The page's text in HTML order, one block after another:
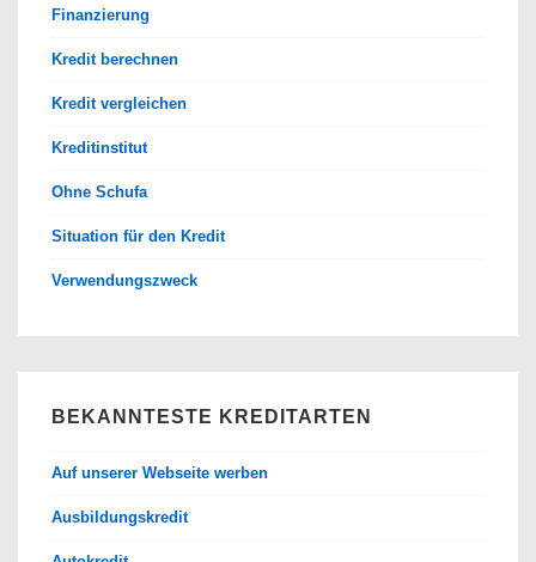
Finanzierung
Kredit berechnen
Kredit vergleichen
Kreditinstitut
Ohne Schufa
Situation für den Kredit
Verwendungszweck
BEKANNTESTE KREDITARTEN
Auf unserer Webseite werben
Ausbildungskredit